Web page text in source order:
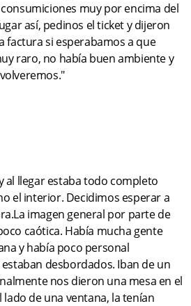
muy por encima del
así, pedinos el ticket y dijeron
factura si esperabamos a que
raro, no había buen ambiente y
al llegar estaba todo completo
el interior. Decidimos esperar a
imagen general por parte de
caótica. Había mucha gente
y había poco personal
desbordados. Iban de un
nos dieron una mesa en el
de una ventana, la tenían